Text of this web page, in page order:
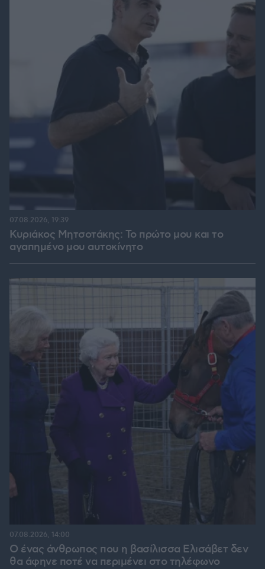
Κυριάκος Μητσοτάκης: Το πρώτο μου και το
αγαπημένο μου αυτοκίνητο
07.08.2026, 19:39
Ο ένας άνθρωπος που η βασίλισσα Ελισάβετ δεν
θα άφηνε ποτέ να περιμένει στο τηλέφωνο
07.08.2026, 14:00